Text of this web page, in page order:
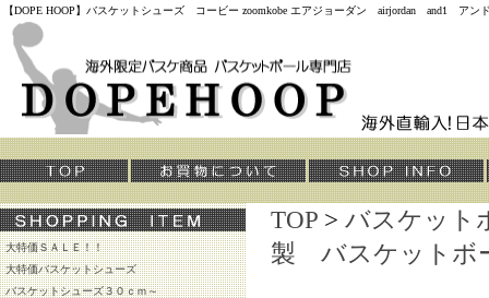
【DOPE HOOP】バスケットシューズ コービー zoomkobe エアジョーダン airjordan and1
大特価ＳＡＬＥ！！
大特価バスケットシューズ
バスケットシューズ３０ｃｍ～
TOP > バスケット
製 バスケット